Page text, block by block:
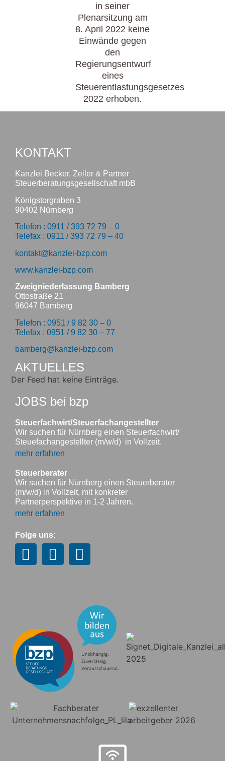
in seiner
Plenarsitzung am
8. April 2022 keine
Einwände gegen
den
Regierungsentwurf
eines
Steuerentlastungsgesetzes
2022 erhoben.
KONTAKT
Kanzlei Becker, Zeiler & Partner
Steuerberatungsgesellschaft mbB
Königstorgraben 3
90402 Nürnberg
Telefon : 0911 / 393 72 79 – 0
Telefax : 0911 / 393 72 79 – 40
kontakt@kanzlei-bzp.com
www.kanzlei-bzp.com
Zweigniederlassung Bamberg
Ottostraße 21
96047 Bamberg
Telefon : 0951 / 9 82 30 – 0
Telefax : 0951 / 9 82 30 – 77
bamberg@kanzlei-bzp.com
AKTUELLES
Der Feed hat keine Einträge.
JOBS bei bzp
Steuerfachwirt/Steuerfachangestellter
Wir suchen für Nürnberg einen Steuerfachwirt/
Steuefachangestellter (m/w/d) in Vollzeit.
mehr erfahren
Steuerberater
Wir suchen für Nürnberg einen Steuerberater
(m/w/d) in Vollzeit, mit konkreter
Partnerperspektive in 1-2 Jahren.
mehr erfahren
Folge uns: